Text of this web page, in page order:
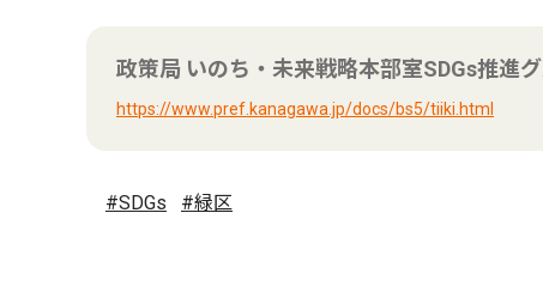
政策局 いのち・未来戦略本部室SDGs推進
https://www.pref.kanagawa.jp/docs/bs5/tiiki.html
#SDGs #緑区